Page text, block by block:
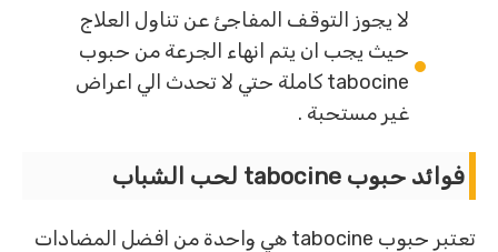
لا يجوز التوقف المفاجئ عن تناول العلاج
حيث يجب ان يتم انهاء الجرعة من حبوب
tabocine كاملة حتي لا تحدث الي اعراض
غير مستحبة .
فوائد حبوب tabocine لحب الشباب
تعتبر حبوب tabocine هي واحدة من افضل المضادات